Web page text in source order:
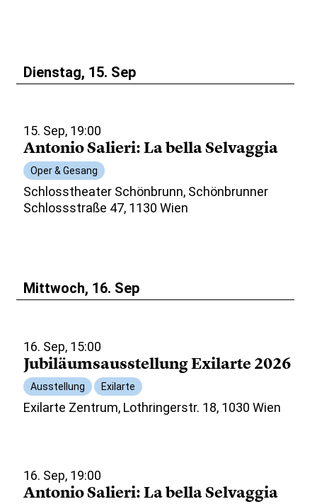
Dienstag, 15. Sep
15. Sep, 19:00
Antonio Salieri: La bella Selvaggia
Oper & Gesang
Schlosstheater Schönbrunn, Schönbrunner
Schlossstraße 47, 1130 Wien
Mittwoch, 16. Sep
16. Sep, 15:00
Jubiläumsausstellung Exilarte 2026
Ausstellung Exilarte
Exilarte Zentrum, Lothringerstr. 18, 1030 Wien
16. Sep, 19:00
Antonio Salieri: La bella Selvaggia